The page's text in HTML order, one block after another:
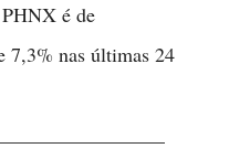
é de
7,3% nas últimas 24